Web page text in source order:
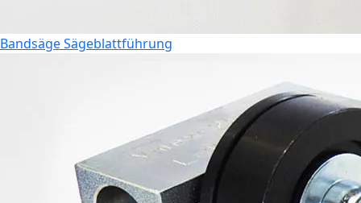
Bandsäge Sägeblattführung